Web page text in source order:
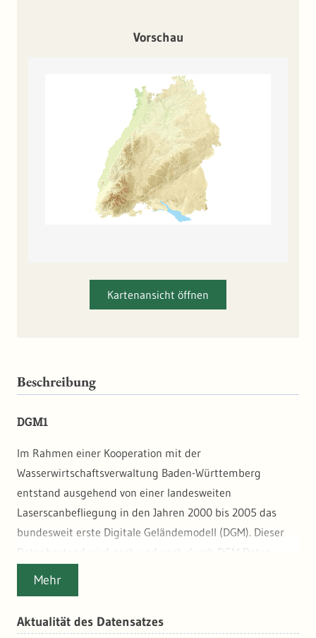
Vorschau
Kartenansicht öffnen
Beschreibung
DGM1
Im Rahmen einer Kooperation mit der
Wasserwirtschaftsverwaltung Baden-Württemberg
entstand ausgehend von einer landesweiten
Laserscanbefliegung in den Jahren 2000 bis 2005 das
bundesweit erste Digitale Geländemodell (DGM). Dieser
Datenbestand wird nach und nach durch DGM Daten
ersetzt, die aus den Laserscandaten der Befliegungen ab
den Jahren 2000 bis 2005 wurde flächendeckend für
Mehr
Aktualität des Datensatzes